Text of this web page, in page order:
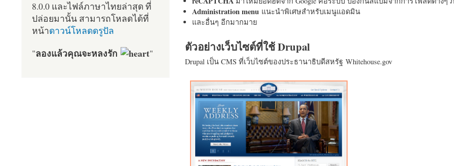
Administration menu แนะนำพิเศษสำหรับเมนูแอดมิน
และอื่นๆ อีกมากมาย
ตัวอย่างเว็บไซต์ที่ใช้ Drupal
Drupal เป็น CMS ที่เว็บไซต์ของประธานาธิบดีสหรัฐ Whitehouse.gov
8.0.0 และไฟล์ภาษาไทยล่าสุด ที่
ปล่อยมานั้น สามารถโหลดได้ที่
หน้าดาวน์โหลดดรูปัล
"ลองแล้วคุณจะหลงรัก "